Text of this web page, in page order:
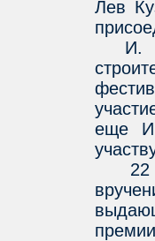
Лев
И.
еще
22